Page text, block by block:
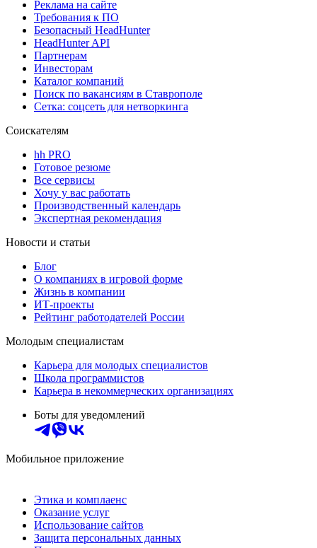
Реклама на сайте
Требования к ПО
Безопасный HeadHunter
HeadHunter API
Партнерам
Инвесторам
Каталог компаний
Поиск по вакансиям в Ставрополе
Сетка: соцсеть для нетворкинга
Соискателям
hh PRO
Готовое резюме
Все сервисы
Хочу у вас работать
Производственный календарь
Экспертная рекомендация
Новости и статьи
Блог
О компаниях в игровой форме
Жизнь в компании
ИТ-проекты
Рейтинг работодателей России
Молодым специалистам
Карьера для молодых специалистов
Школа программистов
Карьера в некоммерческих организациях
Боты для уведомлений
Мобильное приложение
Этика и комплаенс
Оказание услуг
Использование сайтов
Защита персональных данных